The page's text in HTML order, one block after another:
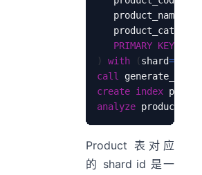
PRIMARY KEY
)
with (shard=
call
create index
analyze product
Product 表对应
的 shard id 是一